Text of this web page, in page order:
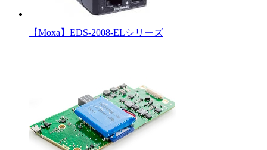
【Moxa】EDS-2008-ELシリーズ